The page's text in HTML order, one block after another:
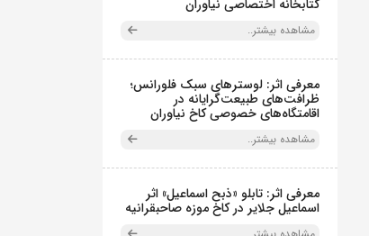
کتابخانه اختصاصی نیاوران
مشاهده بیشتر..
معرفی اثر: لوسترهای سبک فلورانس؛
ظرافت‌های طبیعت‌گرایانه در
اقامتگاه‌های خصوصی کاخ نیاوران
مشاهده بیشتر..
معرفی اثر: تابلو «ذبح اسماعیل» اثر
اسماعیل جلایر در کاخ موزه صاحبقرانیه